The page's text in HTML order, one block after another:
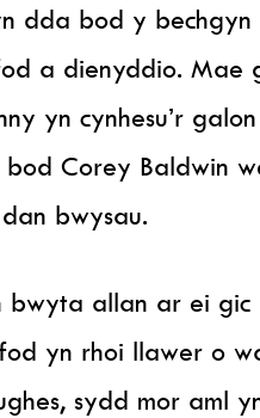
dda bod y
a dienyddio. Mae
yn cynhesu’r
Corey Baldwin
bwysau.
allan ar ei gic
yn rhoi llawer o
sydd mor aml